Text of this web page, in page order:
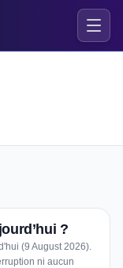
?
(9 August 2026).
ni aucun